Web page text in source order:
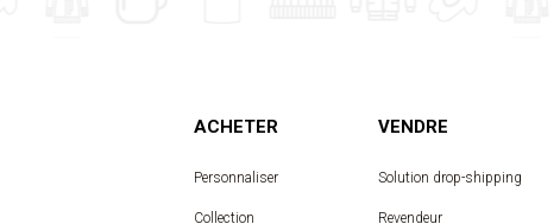
ACHETER
Personnaliser
Collection
VENDRE
Solution drop-shipping
Revendeur